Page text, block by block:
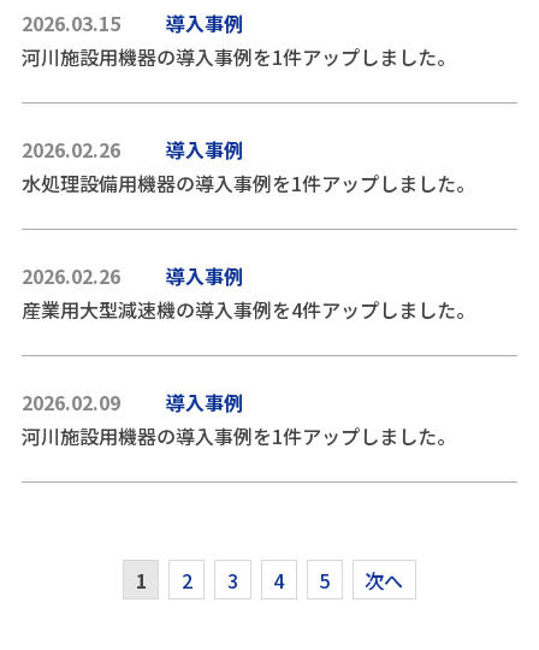
2026.03.15
導入事例
河川施設用機器の導入事例を1件アップしました。
2026.02.26
導入事例
水処理設備用機器の導入事例を1件アップしました。
2026.02.26
導入事例
産業用大型減速機の導入事例を4件アップしました。
2026.02.09
導入事例
河川施設用機器の導入事例を1件アップしました。
1 2 3 4 5 次へ